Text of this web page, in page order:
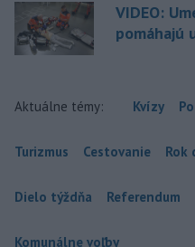
VIDEO:
pomáhajú
Aktuálne témy: Kvízy
Turizmus Cestovanie Rok
Dielo týždňa Referendum
Komunálne voľby